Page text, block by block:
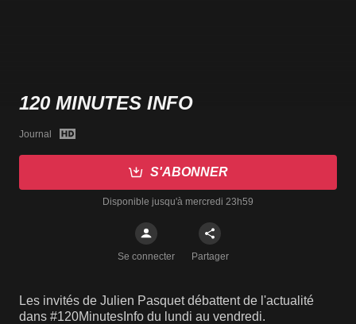
120 MINUTES INFO
Journal
S'ABONNER
Disponible jusqu'à mercredi 23h59
Se connecter Partager
Les invités de Julien Pasquet débattent de l'actualité
dans #120MinutesInfo du lundi au vendredi.